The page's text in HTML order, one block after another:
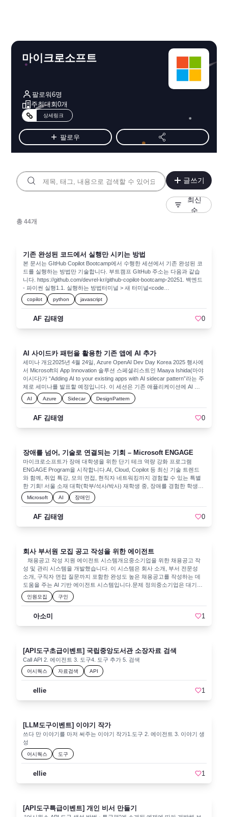
마이크로소프트
팔로워6명
주최대회0개
상세링크
팔로우
글쓰기
최신
순
총44개
기존 완성된 코드에서 실행만 시키는 방법
본 문서는 GItHub Copilot Bootcamp에서 수행한 세션에서 기존 완성된 코
드를 실행하는 방법만 기술합니다. 부트캠프 GItHub 주소는 다음과 같습
니다. https://github.com/devrel-kr/github-copilot-bootcamp-20251. 백엔드
- 파이썬 실행1.1. 실행하는 방법터미널 > 새 터미널<code
class="language-plaintext">cd complete cd python python -m venv .venv
source .venv/bin/activate pip install -r requirements.txt uvicorn main:app -
python 폴더로 이동python -m venv .venv # 가상환경 생성source
.venv/bin/activate # 가상환경 활성화pip install -r requirements.txt # 패
class="language-plaintext">http://127.0.0.1:8000/docs</code> Swagger
UI가 정상적으로 나오면 정상2. 프론트엔드 - 자바스크립트 실행2.1. 실행
하는 방법터미널 > 새 터미널<code class="language-plaintext">cd
complete cd javascript npm install npm run dev</code>cd complete #
complete 폴더로 이동cd javascript # javascript 폴더로 이동npm install
# 라이브러리 설치npm run dev # 개발 모드로 서버 실행 (핫 리로드
지원)2.2. 실행 확인 하는 방법npm run dev 실행했을 때 출력되는 주소와
포트를 확인하여 접속합니다.<code class="language-
plaintext">tykimos@MacBook-Air-2 javascript % npm run dev > github-
to show help</code>위와 같이 http://localhost:3000/로 출력되었다면 그대
로 브라우저에서 확인합니다.3. 백엔드 - 자바 실행백엔드를 기존의 파이
썬을 자바로 교체하는 작업을 수행합니다. 기존의 파이썬 터미널에서
ctrl+c로 중단시킵니다.3.1. 실행하는 방법
copilot python javascript
AF 김태영 0
AI 사이드카 패턴을 활용한 기존 앱에 AI 추가
세미나 개요2025년 4월 24일, Azure OpenAI Dev Day Korea 2025 행사에
서 Microsoft의 App Innovation 솔루션 스페셜리스트인 Maaya Ishida(마야
이시다)가 “Adding AI to your existing apps with AI sidecar pattern”라는 주
제로 세미나를 발표할 예정입니다. 이 세션은 기존 애플리케이션에 AI 기
능을 통합하는 방법을 다뤘으며, 특히 AI 사이드카 패턴을 활용하여 최소
한의 코드 수정으로 AI를 추가하는 여러 방안을 소개합니다. 그림 1: 사이
모듈)를 옆에 붙여 함께 운행하는 모습에 비유됩니다. 사이드카에는 관찰
성(모니터링), 로깅, 보안, 캐싱, AI 통합 등 다양한 보조 기능을 탑재할 수
의 강력한 기능을 접목할 수 있는 방법에 초점을 맞췄으며, AI 애플리케이
션이나 클라우드 네이티브 앱 입문자를 위한 내용으로 구성되었습니다. 세
션이 열린 Azure OpenAI Dev Day는 Azure OpenAI 서비스와 LLM(거대
언어 모델) 활용을 주제로 한 개발자 행사로, 국내외 전문가들이 참가하여
생성형 AI, AI 에이전트, 벡터 검색 등 지능형 앱 개발 전략을 공유한 자리
입니다. 4/24(목)에 삼성역부근에서 개최되며 신청하시려면 상단에 ”AOAI
Dev Day Korea 2025”를 클릭합니다. (혹은 아래 이미지 그냥 클릭합니
란 마이크로서비스 아키텍처에서 보편적인 설계 패턴으로, 메인 애플리케
나란히 배치하는 구조입니다. 사이드카는 부모 애플리케이션과 연결되어
지원 기능을 제공하며, 부모 앱과 동일한 라이프사이클로 생성되고 종료됩
니다​. 즉, 메인 애플리케이션과 함께 배포되지만 독립된 프로세스/컨테이
너로 격리되어 동작하므로, 서로 다른 언어나 환경으로 개발된 컴포넌트도
결합할 수 있습니다. 이러한 구조를 통해 메인 앱의 코드를 직접 수정하지
않고도 관심사 분리를 실현하고, 이질적인 기술 스택 통합이나 기능 확장
을 유연하게 할 수 있습니다​.사이드카 패턴의 핵심 특징을 정리하면 다음
과 같습니다:격리 및 캡슐화: 보조 기능을 별도 프로세스/컨테이너로 분리
하여 메인 애플리케이션과 격리합니다. 이를 통해 한쪽에 문제가 생겨도
를 들어 .NET 기반 애플리케이션 옆에 Python으로 작성된 AI 모델 사이드
카를 붙이는 식입니다​.공유 자원 및 통신: 사이드카는 메인 앱과 동일한 호
스팅 환경에 배치되므로 네트워크, 스토리지 등의 자원을 공유하고 낮은
지연으로 통신할 수 있습니다. 보통 로컬호스트 호출이나 IPC로 연동되어
성능 오버헤드를 최소화합니다.동일한 수명 주기: 사이드카는 메인 앱과
함께 시작되고 종료되며, 하나의 단위로 관리됩니다​. 따라서 애플리케이션
킹, 보안 에이전트 등 다양한 부가기능을 기존 시스템에 추가하는 데 활용
되어 왔습니다. Maaya Ishida의 발표에서는 이 사이드카 개념을 AI 기능에
적용함으로써, 기존 앱에 지능형 기능을 신속히 통합하는 방안을 소개합니
다.기존 앱에 AI를 추가하는 대표적 접근 방식클라우드 AI 서비스 연동 사
이드카가 Azure OpenAI 등 외부 AI API를 호출하고, 메인 앱은 사이드카를
호출 로직을 우회하거나, 전혀 손대지 않고도 AI 기능을 추가할 수 있습니
다.경량 AI 모델 사이드카 작은 언어 모델(예: Microsoft의 Phi-3)을 사이드
하기 어려운 경우, 온프레미스나 엣지 환경에서 사이드카를 구동해 로컬
AI Azure Sidecar DesignPattern
AF 김태영 0
장애를 넘어, 기술로 연결되는 기회 – Microsoft ENGAGE
마이크로소프트가 장애 대학생을 위한 단기 테크 역량 강화 프로그램
ENGAGE Program을 시작합니다.AI, Cloud, Copilot 등 최신 기술 트렌드
와 함께, 취업 특강, 모의 면접, 현직자 네트워킹까지 경험할 수 있는 특별
한 기회! 서울 소재 대학(학부/석사/박사) 재학생 중, 장애를 경험한 학생이
라면 누구나 참여할 수 있어요. 수료 시에는 인증서와 Microsoft 채용 정보
우선 제공 혜택도 주어집니다.📅 일정: 4/14, 4/21 (온라인) + 4/30 (오프라
Microsoft AI 장애인
AF 김태영 0
회사 부서원 모집 공고 작성을 위한 에이전트
채용공고 작성 지원 에이전트 시스템개요중소기업을 위한 채용공고 작
성 및 관리 시스템을 개발했습니다. 이 시스템은 회사 소개, 부서 전문성
소개, 구직자 면접 질문까지 포함한 완성도 높은 채용공고를 작성하는 데
도움을 주는 AI 기반 에이전트 시스템입니다.문제 정의중소기업은 대기업
과 달리 전문적인 인사팀이나 마케팅팀의 부재로 인해 매력적인 채용공고
작성에 어려움을 겪습니다. 특히 잡코리아나 사람인과 같은 구인사이트에
질문을 구성하는 것이 쉽지 않습니다.해결 방안이러한 문제를 해결하기 위
해 세 단계의 AI 에이전트로 구성된 시스템을 개발했습니다:모집요강 에이
태로 최종 공고 생성기능 및 특징맞춤형 회사 소개: 기업의 비전, 가치, 문
화적 특성을 반영한 전문적인 회사 소개 작성부서 전문성 강조: 해당 부서
의 주요 업무와 전문성을 구체적으로 소개효과적인 면접 질문: 지원자의
역량과 적합성을 평가할 수 있는 맞춤형 면접 질문 제공반복적인 검증 과
성된 채용공고를 즉시 웹에 게시할 수 있는 HTML 형식으로 제공구현 사례
전트가 검토 후 자격 요건 구체화, 면접 질문 개선 등의 피드백 제공모집요
강 에이전트가 수정사항 반영하여 개선된 버전 작성최종결과 에이전트가
웹 게시용 HTML 형식으로 최종 공고 생성기대 효과시간 및 비용 절감: 채
용공고 작성에 필요한 시간과 인력 비용 감소전문성 향상: 전문적이고 매
력적인 채용공고로 우수 인재 지원율 증가일관성 유지: 회사의 브랜드 이
미지와 일관된 메시지 전달맞춤형 솔루션: 각 기업과 부서의 특성에 맞는
맞춤형 채용공고 작성향후 발전 방향다양한 산업별 템플릿 추가지원자 분
인원모집 구인
아소미 1
[API도구초급이벤트] 국립중앙도서관 소장자료 검색
Call API 2. 에이전트 3. 도구4. 도구 추가 5. 검색
어시웍스 자료검색 API
ellie 1
[LLM도구이벤트] 이야기 작가
쓰다 만 이야기를 마저 써주는 이야기 작가1.도구 2. 에이전트 3. 이야기 생
성
어시웍스 도구
ellie 1
[API도구특급이벤트] 개인 비서 만들기